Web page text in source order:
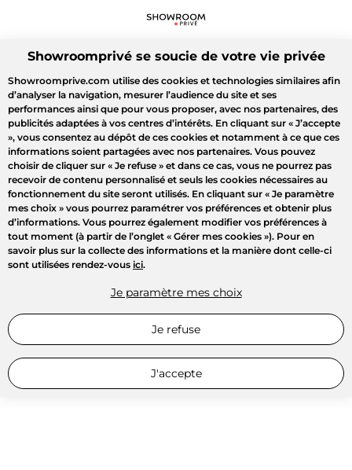
Showroomprivé se soucie de votre vie privée
Showroomprive.com utilise des cookies et technologies similaires afin
d’analyser la navigation, mesurer l’audience du site et ses
performances ainsi que pour vous proposer, avec nos partenaires, des
publicités adaptées à vos centres d’intérêts. En cliquant sur « J’accepte
», vous consentez au dépôt de ces cookies et notamment à ce que ces
informations soient partagées avec nos partenaires. Vous pouvez
choisir de cliquer sur « Je refuse » et dans ce cas, vous ne pourrez pas
recevoir de contenu personnalisé et seuls les cookies nécessaires au
fonctionnement du site seront utilisés. En cliquant sur « Je paramètre
mes choix » vous pourrez paramétrer vos préférences et obtenir plus
d’informations. Vous pourrez également modifier vos préférences à
tout moment (à partir de l’onglet « Gérer mes cookies »). Pour en
savoir plus sur la collecte des informations et la manière dont celle-ci
sont utilisées rendez-vous ici.
Je paramètre mes choix
Je refuse
J'accepte